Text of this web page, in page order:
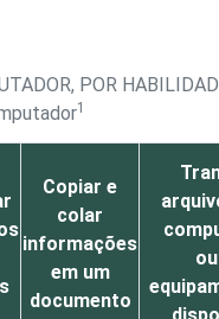
POR
1
Copiar e
colar
informações
em um
documento